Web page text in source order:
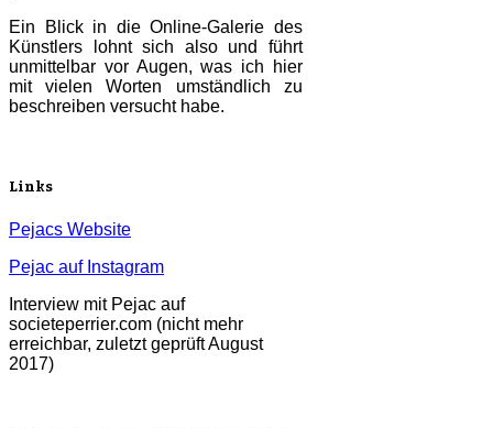
Ein Blick in die Online-Galerie des
Künstlers lohnt sich also und führt
unmittelbar vor Augen, was ich hier
mit vielen Worten umständlich zu
beschreiben versucht habe.
Links
Pejacs Website
Pejac auf Instagram
Interview mit Pejac auf
societeperrier.com (nicht mehr
erreichbar, zuletzt geprüft August
2017)